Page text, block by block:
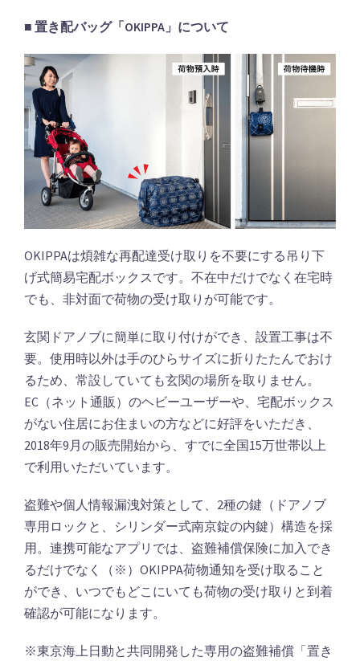
■ 置き配バッグ「OKIPPA」について
OKIPPAは煩雑な再配達受け取りを不要にする吊り下
げ式簡易宅配ボックスです。不在中だけでなく在宅時
でも、非対面で荷物の受け取りが可能です。
玄関ドアノブに簡単に取り付けができ、設置工事は不
要。使用時以外は手のひらサイズに折りたたんでおけ
るため、常設していても玄関の場所を取りません。
EC（ネット通販）のヘビーユーザーや、宅配ボックス
がない住居にお住まいの方などに好評をいただき、
2018年9月の販売開始から、すでに全国15万世帯以上
で利用いただいています。
盗難や個人情報漏洩対策として、2種の鍵（ドアノブ
専用ロックと、シリンダー式南京錠の内鍵）構造を採
用。連携可能なアプリでは、盗難補償保険に加入でき
るだけでなく（※）OKIPPA荷物通知を受け取ること
ができ、いつでもどこにいても荷物の受け取りと到着
確認が可能になります。
※東京海上日動と共同開発した専用の盗難補償「置き